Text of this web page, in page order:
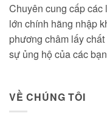
Chuyên cung cấp
lớn chính hãng nhập
phương châm lấy
sự ủng hộ của các
VỀ CHÚNG TÔI